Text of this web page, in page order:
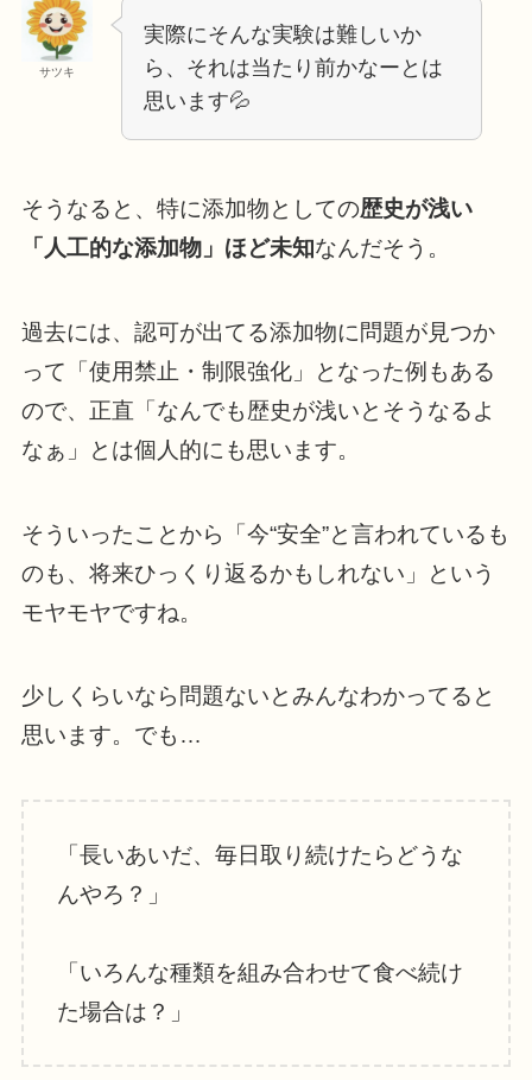
サツキ
実際にそんな実験は難しいか
ら、それは当たり前かなーとは
思います💦
そうなると、特に添加物としての歴史が浅い
「人工的な添加物」ほど未知なんだそう。
過去には、認可が出てる添加物に問題が見つか
って「使用禁止・制限強化」となった例もある
ので、正直「なんでも歴史が浅いとそうなるよ
なぁ」とは個人的にも思います。
そういったことから「今“安全”と言われているも
のも、将来ひっくり返るかもしれない」という
モヤモヤですね。
少しくらいなら問題ないとみんなわかってると
思います。でも…
「長いあいだ、毎日取り続けたらどうな
んやろ？」
「いろんな種類を組み合わせて食べ続け
た場合は？」